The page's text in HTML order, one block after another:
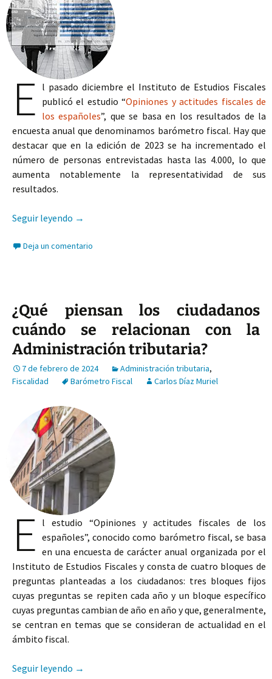
E l pasado diciembre el Instituto de Estudios Fiscales
publicó el estudio “Opiniones y actitudes fiscales de
los españoles”, que se basa en los resultados de la
encuesta anual que denominamos barómetro fiscal. Hay que
destacar que en la edición de 2023 se ha incrementado el
número de personas entrevistadas hasta las 4.000, lo que
aumenta notablemente la representatividad de sus
resultados.
Seguir leyendo El barómetro fiscal de 2023: una radiografía
→
Deja un comentario
¿Qué piensan los ciudadanos
cuándo se relacionan con la
Administración tributaria?
7 de febrero de 2024 Administración tributaria,
Fiscalidad
Barómetro Fiscal Carlos Díaz Muriel
E l estudio “Opiniones y actitudes fiscales de los
españoles”, conocido como barómetro fiscal, se basa
en una encuesta de carácter anual organizada por el
Instituto de Estudios Fiscales y consta de cuatro bloques de
preguntas planteadas a los ciudadanos: tres bloques fijos
cuyas preguntas se repiten cada año y un bloque específico
cuyas preguntas cambian de año en año y que, generalmente,
se centran en temas que se consideran de actualidad en el
ámbito fiscal.
Seguir leyendo ¿Qué piensan los ciudadanos cuándo se
→